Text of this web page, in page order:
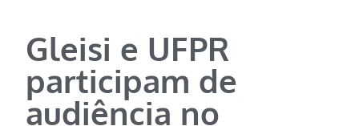
Gleisi e UFPR
participam de
audiência no